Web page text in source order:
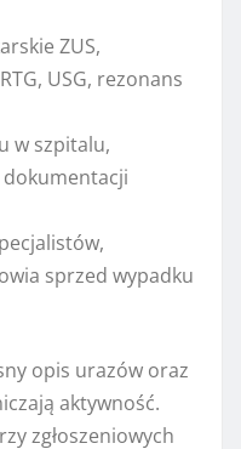
ZUS,
USG, rezonans
w szpitalu,
dokumentacji
sprzed wypadku
opis urazów oraz
aktywność.
zgłoszeniowych